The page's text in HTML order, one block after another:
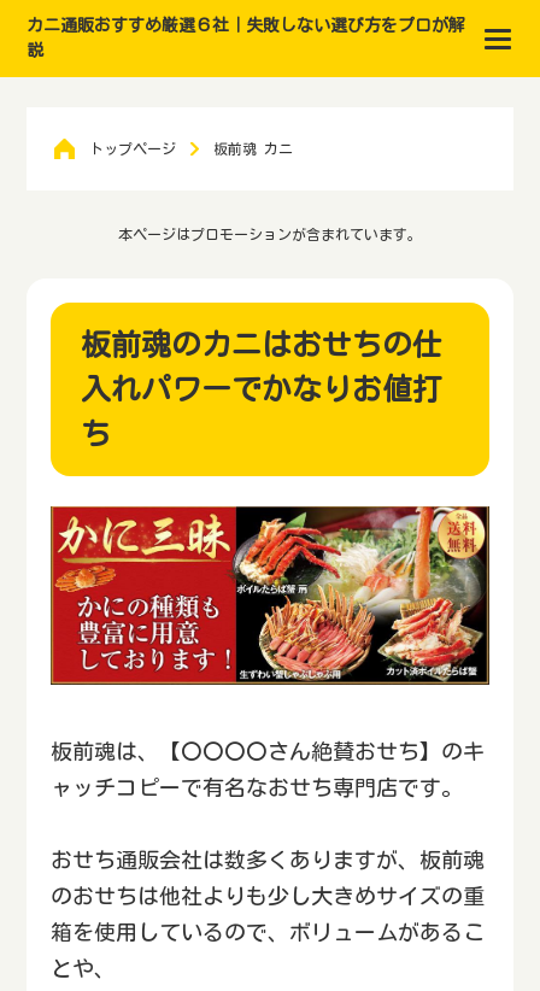
カニ通販おすすめ厳選６社｜失敗しない選び方をプロが解
説
トップページ 板前魂 カニ
本ページはプロモーションが含まれています。
板前魂のカニはおせちの仕
入れパワーでかなりお値打
ち
板前魂は、【〇〇〇〇さん絶賛おせち】のキ
ャッチコピーで有名なおせち専門店です。
おせち通販会社は数多くありますが、板前魂
のおせちは他社よりも少し大きめサイズの重
箱を使用しているので、ボリュームがあるこ
とや、